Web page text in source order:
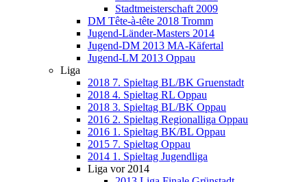
Stadtmeisterschaft 2009
DM Tête-à-tête 2018 Tromm
Jugend-Länder-Masters 2014
Jugend-DM 2013 MA-Käfertal
Jugend-LM 2013 Oppau
Liga
2018 7. Spieltag BL/BK Gruenstadt
2018 4. Spieltag RL Oppau
2018 3. Spieltag BL/BK Oppau
2016 2. Spieltag Regionalliga Oppau
2016 1. Spieltag BK/BL Oppau
2015 7. Spieltag Oppau
2014 1. Spieltag Jugendliga
Liga vor 2014